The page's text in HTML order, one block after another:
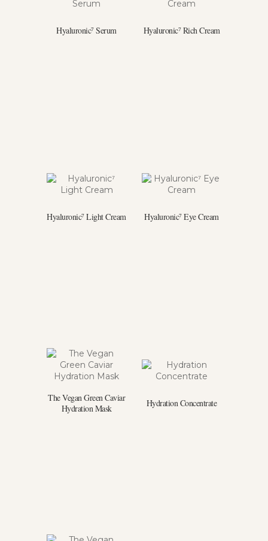
Hyaluronic⁷ Serum Hyaluronic⁷ Rich Cream
Hyaluronic⁷ Light Cream Hyaluronic⁷ Eye Cream
The Vegan Green Caviar
Hydration Mask
Hydration Concentrate